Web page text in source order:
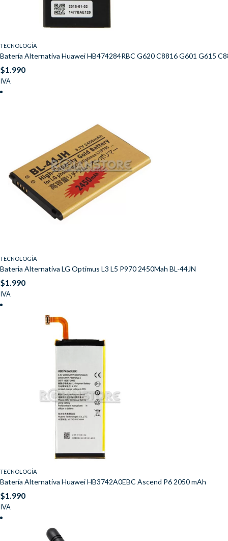
TECNOLOGÍA
Batería Alternativa Huawei HB474284RBC G620 C8816 G601 G615
$1.990
IVA
TECNOLOGÍA
Bateria Alternativa LG Optimus L3 L5 P970 2450Mah BL-44JN
$1.990
IVA
TECNOLOGÍA
Batería Alternativa Huawei HB3742A0EBC Ascend P6 2050 mAh
$1.990
IVA